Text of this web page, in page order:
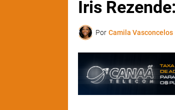
Iris
Por Camila Vasconcelos